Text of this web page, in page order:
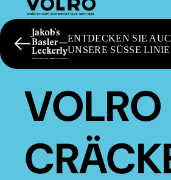
ENTDECKEN SIE
UNSERE SÜSSE
VOLRO